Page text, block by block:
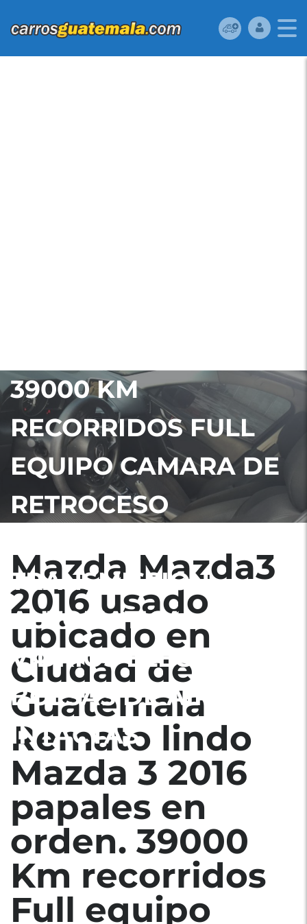
39000 KM
RECORRIDOS FULL
EQUIPO CAMARA DE
RETROCESO
TRANSMISSION
AUTOMATICA
VIDRIOS ELECTRICOS
BOLSAS DE AIRE
INTACTAS
Mazda Mazda3
2016 usado
ubicado en
Ciudad de
Guatemala
Remato lindo
Mazda 3 2016
papales en
orden. 39000
Km recorridos
Full equipo